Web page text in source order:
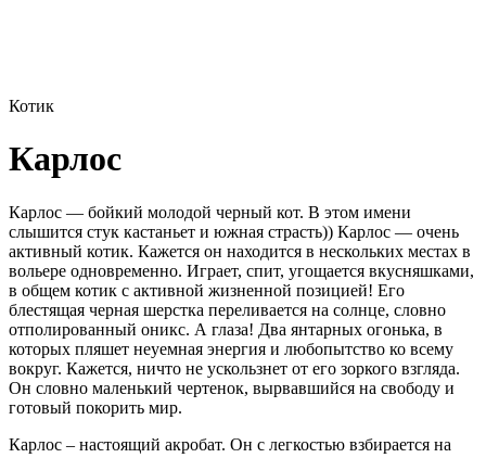
Котик
Карлос
Карлос — бойкий молодой черный кот. В этом имени
слышится стук кастаньет и южная страсть)) Карлос — очень
активный котик. Кажется он находится в нескольких местах в
вольере одновременно. Играет, спит, угощается вкусняшками,
в общем котик с активной жизненной позицией! Его
блестящая черная шерстка переливается на солнце, словно
отполированный оникс. А глаза! Два янтарных огонька, в
которых пляшет неуемная энергия и любопытство ко всему
вокруг. Кажется, ничто не ускользнет от его зоркого взгляда.
Он словно маленький чертенок, вырвавшийся на свободу и
готовый покорить мир.
Карлос – настоящий акробат. Он с легкостью взбирается на